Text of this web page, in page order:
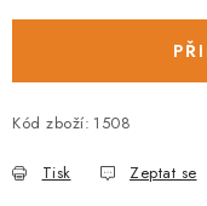
Kód zboží: 1508
Tisk Zeptat se